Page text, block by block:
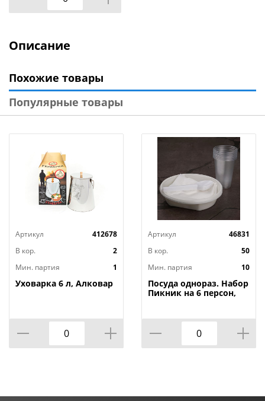
Описание
Похожие товары
Популярные товары
Артикул
412678
В кор.
2
Мин. партия
1
Уховарка 6 л, Алковар
Артикул
46831
В кор.
50
Мин. партия
10
Посуда однораз. Набор
Пикник на 6 персон,
салфетки, 10/50